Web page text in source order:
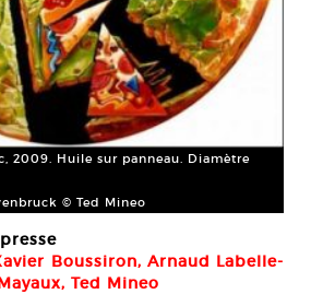
2009. Huile sur panneau. Diamètre
© Ted Mineo
Boussiron, Arnaud Labelle-
Ted Mineo